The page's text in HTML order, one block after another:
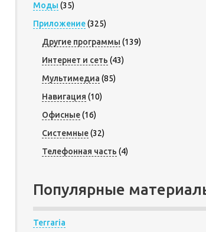
Моды (35)
Приложение(325)
Другие программы (139)
Интернет и сеть (43)
Мультимедиа (85)
Навигация (10)
Офисные(16)
Системные(32)
Телефонная часть (4)
Популярные
Terraria